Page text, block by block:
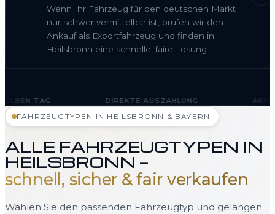
Wenn Ihr Fahrzeug für den deutschen Markt
nur schwer vermittelbar ist, prüfen wir den
Ankauf als Exportfahrzeug und finden in
Heilsbronn eine schnelle, faire Lösung.
—DIREKTE AUSZAHLUNG —ABHOLUNG IN
FAHRZEUGTYPEN IN HEILSBRONN & BAYERN
ALLE FAHRZEUGTYPEN IN
HEILSBRONN —
schnell, sicher & fair verkaufen
Wählen Sie den passenden Fahrzeugtyp und gelangen